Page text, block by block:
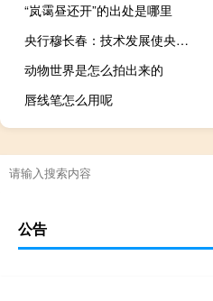
“岚霭昼还开”的出处是哪里
央行穆长春：技术发展使央行数字货币成为法定货币升级方向
动物世界是怎么拍出来的
唇线笔怎么用呢
公告